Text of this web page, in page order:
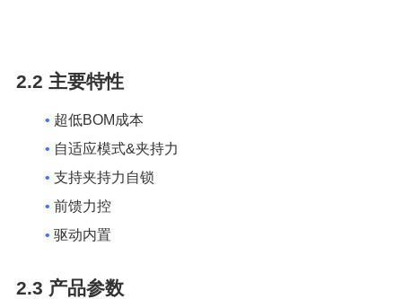
2.2 主要特性
• 超低BOM成本
• 自适应模式&夹持力
• 支持夹持力自锁
• 前馈力控
• 驱动内置
2.3 产品参数